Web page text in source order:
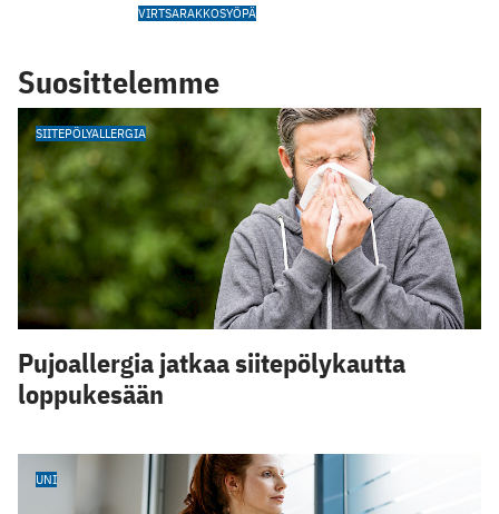
VIRTSARAKKOSYÖPÄ
Suosittelemme
SIITEPÖLYALLERGIA
Pujoallergia jatkaa siitepölykautta
loppukesään
UNI